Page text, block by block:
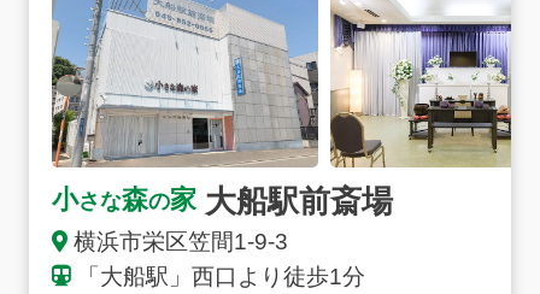
小さな森の家 大船駅前斎場
横浜市栄区笠間1-9-3
「大船駅」西口より徒歩1分